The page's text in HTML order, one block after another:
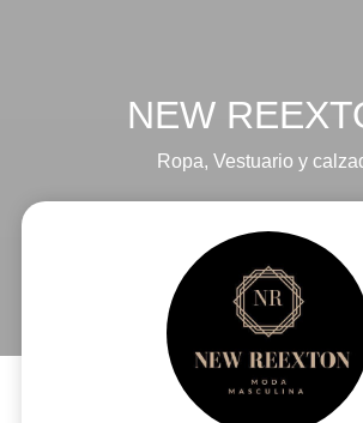
NEW
Ropa, Vestuario y